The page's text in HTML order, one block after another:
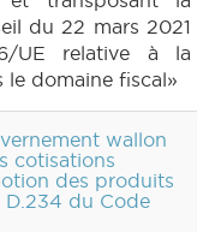
du 22 mars 2021
UE relative à la
domaine fiscal»
wallon
cotisations
des produits
D.234 du Code